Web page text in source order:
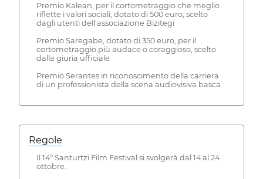
Premio Kalean, per il cortometraggio che meglio
riflette i valori sociali, dotato di 500 euro, scelto
dagli utenti dell'associazione Bizitegi
Premio Saregabe, dotato di 350 euro, per il
cortometraggio più audace o coraggioso, scelto
dalla giuria ufficiale
Premio Serantes in riconoscimento della carriera
di un professionista della scena audiovisiva basca
Regole
Il 14° Santurtzi Film Festival si svolgerà dal 14 al 24
ottobre.